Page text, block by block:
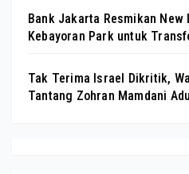
Bank Jakarta Resmikan New
Kebayoran Park untuk
Tak Terima Israel Dikritik,
Tantang Zohran Mamdani